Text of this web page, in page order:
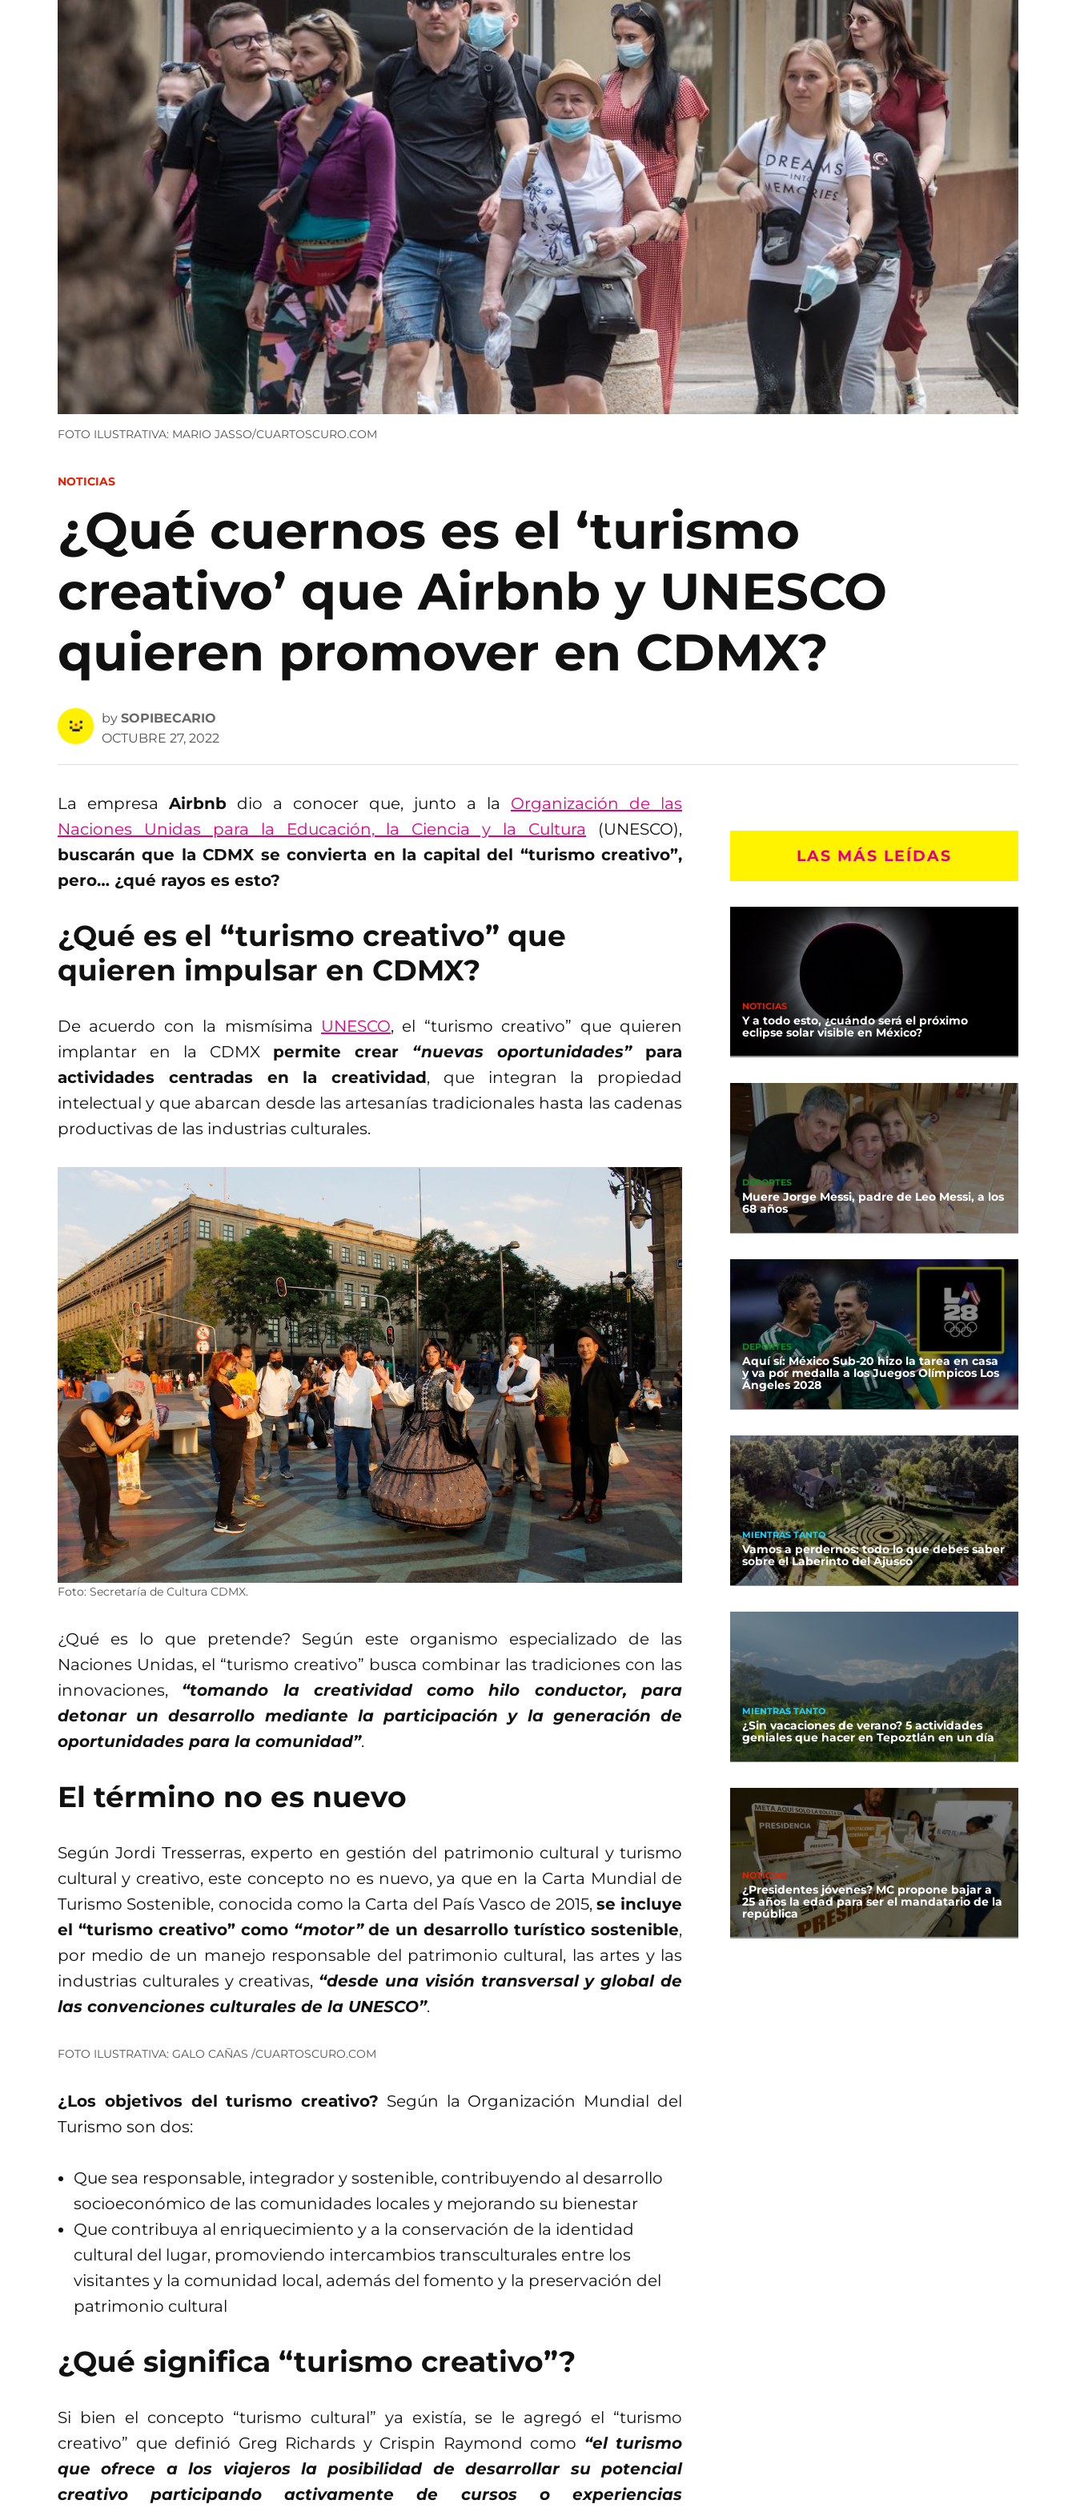
FOTO ILUSTRATIVA: MARIO JASSO/CUARTOSCURO.COM
POSTED
NOTICIAS
¿Qué cuernos es el ‘turismo
creativo’ que Airbnb y UNESCO
quieren promover en CDMX?
by SOPIBECARIO
OCTUBRE 27, 2022
La empresa Airbnb dio a conocer que, junto a la Organización de las
Naciones Unidas para la Educación, la Ciencia y la Cultura (UNESCO),
buscarán que la CDMX se convierta en la capital del “turismo creativo”,
pero… ¿qué rayos es esto?
¿Qué es el “turismo creativo” que
quieren impulsar en CDMX?
De acuerdo con la mismísima UNESCO, el “turismo creativo” que quieren
implantar en la CDMX permite crear “nuevas oportunidades”para
actividades centradas en la creatividad, que integran la propiedad
intelectual y que abarcan desde las artesanías tradicionales hasta las cadenas
productivas de las industrias culturales.
Foto: Secretaría de Cultura CDMX.
¿Qué es lo que pretende? Según este organismo especializado de las
Naciones Unidas, el “turismo creativo” busca combinar las tradiciones con las
innovaciones, “tomando la creatividad como hilo conductor, para
detonar un desarrollo mediante la participación y la generación de
oportunidades para la comunidad”.
El término no es nuevo
Según Jordi Tresserras, experto en gestión del patrimonio cultural y turismo
cultural y creativo, este concepto no es nuevo, ya que en la Carta Mundial de
Turismo Sostenible, conocida como la Carta del País Vasco de 2015, se incluye
el “turismo creativo” como “motor”de un desarrollo turístico sostenible,
por medio de un manejo responsable del patrimonio cultural, las artes y las
industrias culturales y creativas, “desde una visión transversal y global de
las convenciones culturales de la UNESCO”.
FOTO ILUSTRATIVA: GALO CAÑAS /CUARTOSCURO.COM
¿Los objetivos del turismo creativo? Según la Organización Mundial del
Turismo son dos:
Que sea responsable, integrador y sostenible, contribuyendo al desarrollo
socioeconómico de las comunidades locales y mejorando su bienestar
Que contribuya al enriquecimiento y a la conservación de la identidad
cultural del lugar, promoviendo intercambios transculturales entre los
visitantes y la comunidad local, además del fomento y la preservación del
patrimonio cultural
¿Qué significa “turismo creativo”?
Si bien el concepto “turismo cultural” ya existía, se le agregó el “turismo
creativo” que definió Greg Richards y Crispin Raymond como “el turismo
que ofrece a los viajeros la posibilidad de desarrollar su potencial
creativo participando activamente de cursos o experiencias
LAS MÁS LEÍDAS
NOTICIAS
Y a todo esto, ¿cuándo será el próximo
eclipse solar visible en México?
DEPORTES
Muere Jorge Messi, padre de Leo Messi, a los
68 años
DEPORTES
Aquí sí: México Sub-20 hizo la tarea en casa
y va por medalla a los Juegos Olímpicos Los
Ángeles 2028
MIENTRAS TANTO
Vamos a perdernos: todo lo que debes saber
sobre el Laberinto del Ajusco
MIENTRAS TANTO
¿Sin vacaciones de verano? 5 actividades
geniales que hacer en Tepoztlán en un día
NOTICIAS
¿Presidentes jóvenes? MC propone bajar a
25 años la edad para ser el mandatario de la
república